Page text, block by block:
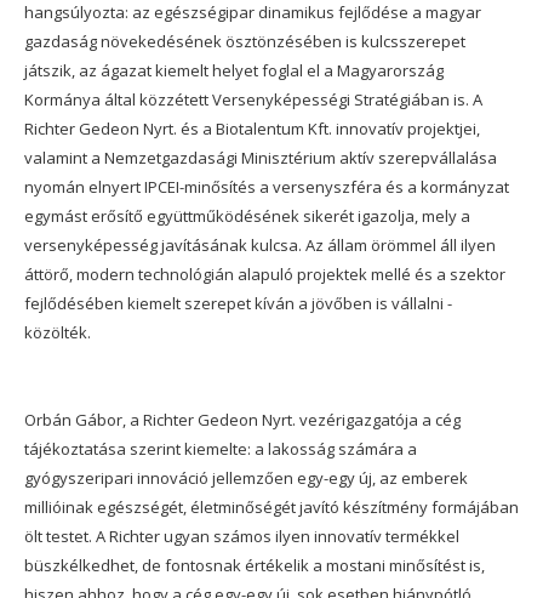
hangsúlyozta: az egészségipar dinamikus fejlődése a magyar
gazdaság növekedésének ösztönzésében is kulcsszerepet
játszik, az ágazat kiemelt helyet foglal el a Magyarország
Kormánya által közzétett Versenyképességi Stratégiában is. A
Richter Gedeon Nyrt. és a Biotalentum Kft. innovatív projektjei,
valamint a Nemzetgazdasági Minisztérium aktív szerepvállalása
nyomán elnyert IPCEI-minősítés a versenyszféra és a kormányzat
egymást erősítő együttműködésének sikerét igazolja, mely a
versenyképesség javításának kulcsa. Az állam örömmel áll ilyen
áttörő, modern technológián alapuló projektek mellé és a szektor
fejlődésében kiemelt szerepet kíván a jövőben is vállalni -
közölték.
Orbán Gábor, a Richter Gedeon Nyrt. vezérigazgatója a cég
tájékoztatása szerint kiemelte: a lakosság számára a
gyógyszeripari innováció jellemzően egy-egy új, az emberek
millióinak egészségét, életminőségét javító készítmény formájában
ölt testet. A Richter ugyan számos ilyen innovatív termékkel
büszkélkedhet, de fontosnak értékelik a mostani minősítést is,